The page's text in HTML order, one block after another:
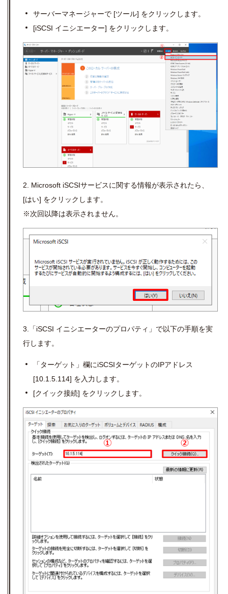
サーバーマネージャーで [ツール] をクリックします。
[iSCSI イニシエーター] をクリックします。
2. Microsoft iSCSIサービスに関する情報が表示されたら、
[はい] をクリックします。
※次回以降は表示されません。
3.「iSCSI イニシエーターのプロパティ」で以下の手順を実
行します。
「ターゲット」欄にiSCSIターゲットのIPアドレス
[10.1.5.114] を入力します。
[クイック接続] をクリックします。